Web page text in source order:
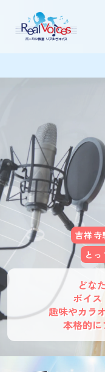
コ
ン
ッ
プ
吉祥
と
どな
ボイス
趣味やカラ
本格的